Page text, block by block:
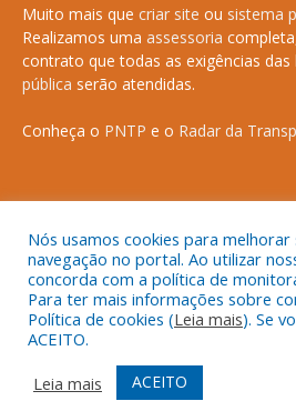
Muito mais que criar site ou sistema
Realizamos uma assessoria
contrato que todas as exigências das
pública serão atendidas.
Conheça o PNTP e o Radar da
Todos os direitos reservados a
Mapa do Site
Acessar o
Nós usamos cookies para melhorar
navegação no portal. Ao utilizar
concorda com a política de
Para ter mais informações sobre
Política de cookies (Leia mais). Se
ACEITO.
Leia mais
ACEITO